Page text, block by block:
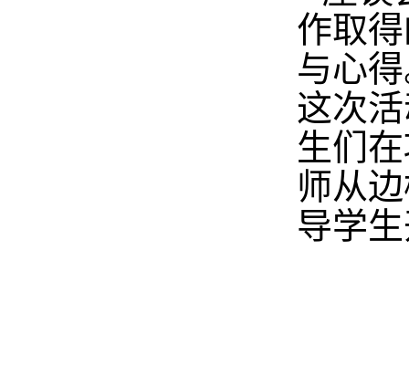
作取
与心
这次
生们
师从
导学